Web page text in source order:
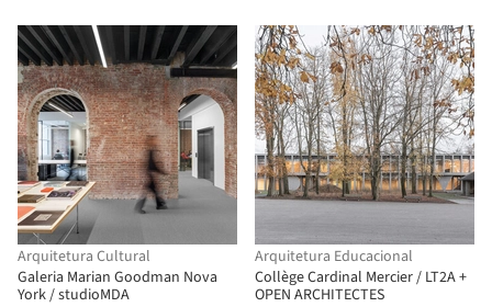
Arquitetura Cultural
Galeria Marian Goodman Nova
York / studioMDA
Arquitetura Educacional
Collège Cardinal Mercier / LT2A +
OPEN ARCHITECTES